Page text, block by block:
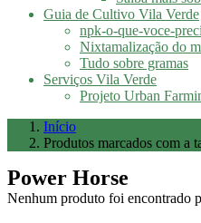
Guia de Cultivo Vila Verde
npk-o-que-voce-
Nixtamalização do
Tudo sobre gramas
Serviços Vila Verde
Projeto Urban
Início
Produtos marcados com a
Power Horse
Nenhum produto foi encontrado